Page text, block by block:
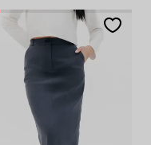
По популярности
По возрастанию цены
По убыванию цены
28